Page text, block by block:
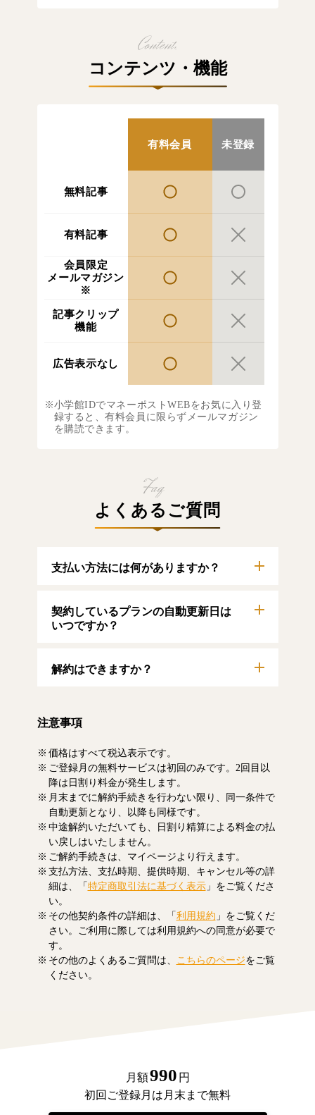
コンテンツ・機能
有料会員 未登録
無料記事
有料記事
会員限定
メールマガジン
※
記事クリップ
機能
広告表示なし
小学館IDでマネーポストWEBをお気に入り登
録すると、有料会員に限らずメールマガジン
を購読できます。
よくあるご質問
支払い方法には何がありますか？
す。
【クレジットカード】
契約しているプランの自動更新日は
いつですか？
ンのご利用期間は、マイページにてご確認い
解約はできますか？
事をお読みいただけます。なお、日割り清算
注意事項
価格はすべて税込表示です。
ご登録月の無料サービスは初回のみです。2回目以
降は日割り料金が発生します。
月末までに解約手続きを行わない限り、同一条件で
自動更新となり、以降も同様です。
中途解約いただいても、日割り精算による料金の払
い戻しはいたしません。
ご解約手続きは、マイページより行えます。
支払方法、支払時期、提供時期、キャンセル等の詳
細は、「特定商取引法に基づく表示」をご覧くださ
い。
その他契約条件の詳細は、「利用規約 」をご覧くだ
さい。ご利用に際しては利用規約への同意が必要で
す。
その他のよくあるご質問は、
こちらのページをご覧
ください。
月額990 円
初回ご登録月は月末まで無料